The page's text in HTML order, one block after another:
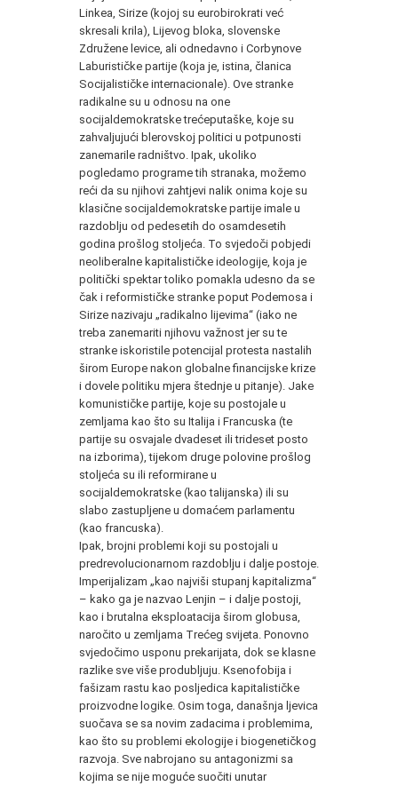
Linkea, Sirize (kojoj su eurobirokrati već
skresali krila), Lijevog bloka, slovenske
Združene levice, ali odnedavno i Corbynove
Laburističke partije (koja je, istina, članica
Socijalističke internacionale). Ove stranke
radikalne su u odnosu na one
socijaldemokratske trećeputaške, koje su
zahvaljujući blerovskoj politici u potpunosti
zanemarile radništvo. Ipak, ukoliko
pogledamo programe tih stranaka, možemo
reći da su njihovi zahtjevi nalik onima koje su
klasične socijaldemokratske partije imale u
razdoblju od pedesetih do osamdesetih
godina prošlog stoljeća. To svjedoči pobjedi
neoliberalne kapitalističke ideologije, koja je
politički spektar toliko pomakla udesno da se
čak i reformističke stranke poput Podemosa i
Sirize nazivaju „radikalno lijevima“ (iako ne
treba zanemariti njihovu važnost jer su te
stranke iskoristile potencijal protesta nastalih
širom Europe nakon globalne financijske krize
i dovele politiku mjera štednje u pitanje). Jake
komunističke partije, koje su postojale u
zemljama kao što su Italija i Francuska (te
partije su osvajale dvadeset ili trideset posto
na izborima), tijekom druge polovine prošlog
stoljeća su ili reformirane u
socijaldemokratske (kao talijanska) ili su
slabo zastupljene u domaćem parlamentu
(kao francuska).
Ipak, brojni problemi koji su postojali u
predrevolucionarnom razdoblju i dalje postoje.
Imperijalizam „kao najviši stupanj kapitalizma“
– kako ga je nazvao Lenjin – i dalje postoji,
kao i brutalna eksploatacija širom globusa,
naročito u zemljama Trećeg svijeta. Ponovno
svjedočimo usponu prekarijata, dok se klasne
razlike sve više produbljuju. Ksenofobija i
fašizam rastu kao posljedica kapitalističke
proizvodne logike. Osim toga, današnja ljevica
suočava se sa novim zadacima i problemima,
kao što su problemi ekologije i biogenetičkog
razvoja. Sve nabrojano su antagonizmi sa
kojima se nije moguće suočiti unutar